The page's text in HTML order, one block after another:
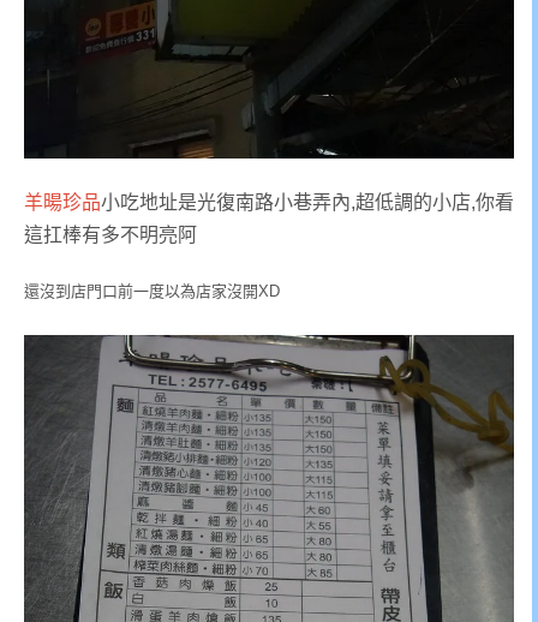
羊暘珍品小吃地址是光復南路小巷弄內,超低調的小店,你看
這扛棒有多不明亮阿
還沒到店門口前一度以為店家沒開XD